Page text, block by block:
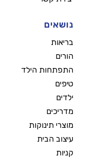
נושאים
בריאות
הורים
התפתחות הילד
טיפים
ילדים
מדריכים
מוצרי תינוקות
עיצוב הבית
קניות